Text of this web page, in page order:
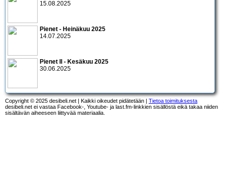
15.08.2025
Pienet - Heinäkuu 2025
14.07.2025
Pienet II - Kesäkuu 2025
30.06.2025
Copyright © 2025 desibeli.net | Kaikki oikeudet pidätetään | Tietoa toimituksesta
desibeli.net ei vastaa Facebook-, Youtube- ja last.fm-linkkien sisällöstä eikä takaa niiden
sisältävän aiheeseen liittyvää materiaalia.